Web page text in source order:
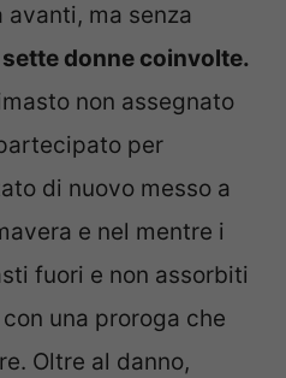
ma senza
sette donne coinvolte.
non assegnato
per
di nuovo messo a
e nel mentre i
fuori e non assorbiti
una proroga che
Oltre al danno,